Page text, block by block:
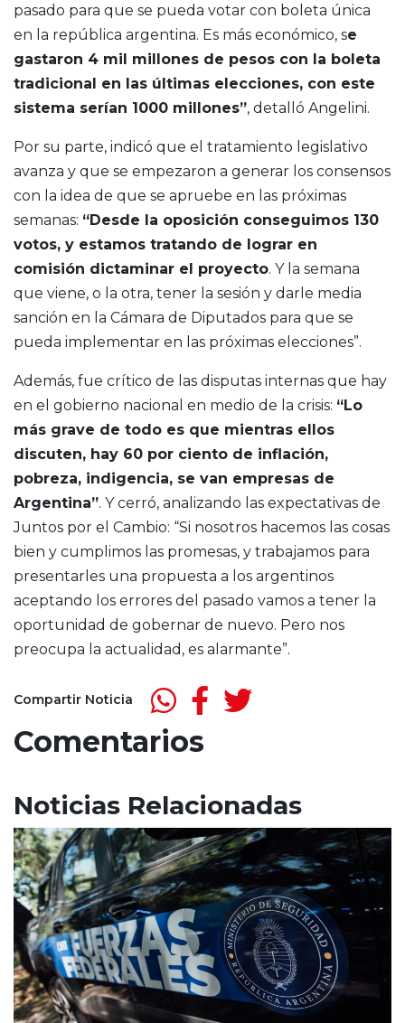
pasado para que se pueda votar con boleta única
en la república argentina. Es más económico, se
gastaron 4 mil millones de pesos con la boleta
tradicional en las últimas elecciones, con este
sistema serían 1000 millones”, detalló Angelini.
Por su parte, indicó que el tratamiento legislativo
avanza y que se empezaron a generar los consensos
con la idea de que se apruebe en las próximas
semanas: “Desde la oposición conseguimos 130
votos, y estamos tratando de lograr en
comisión dictaminar el proyecto. Y la semana
que viene, o la otra, tener la sesión y darle media
sanción en la Cámara de Diputados para que se
pueda implementar en las próximas elecciones”.
Además, fue crítico de las disputas internas que hay
en el gobierno nacional en medio de la crisis: “Lo
más grave de todo es que mientras ellos
discuten, hay 60 por ciento de inflación,
pobreza, indigencia, se van empresas de
Argentina”. Y cerró, analizando las expectativas de
Juntos por el Cambio: “Si nosotros hacemos las cosas
bien y cumplimos las promesas, y trabajamos para
presentarles una propuesta a los argentinos
aceptando los errores del pasado vamos a tener la
oportunidad de gobernar de nuevo. Pero nos
preocupa la actualidad, es alarmante”.
Compartir Noticia
Comentarios
Noticias Relacionadas